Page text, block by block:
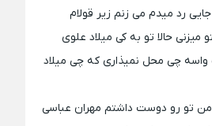
رد میدم می زنم زیر قولام
حالا تو به کی میلاد علوی
چی محل نمیذاری که چی میلاد
من تو رو دوست داشتم مهران عباسی